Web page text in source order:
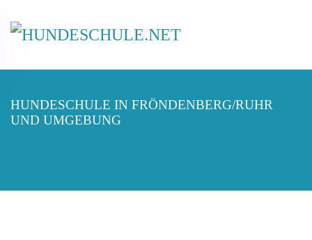
HUNDESCHULE IN FRÖNDENBERG/RUHR
UND UMGEBUNG